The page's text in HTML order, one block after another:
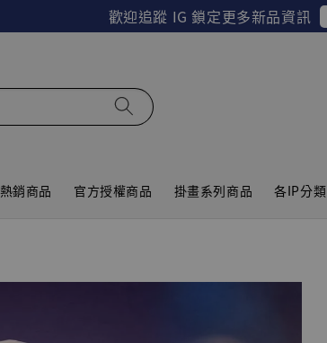
歡迎追蹤 IG 鎖定更多新品資訊
熱銷商品 官方授權商品 掛畫系列商品 各IP分類